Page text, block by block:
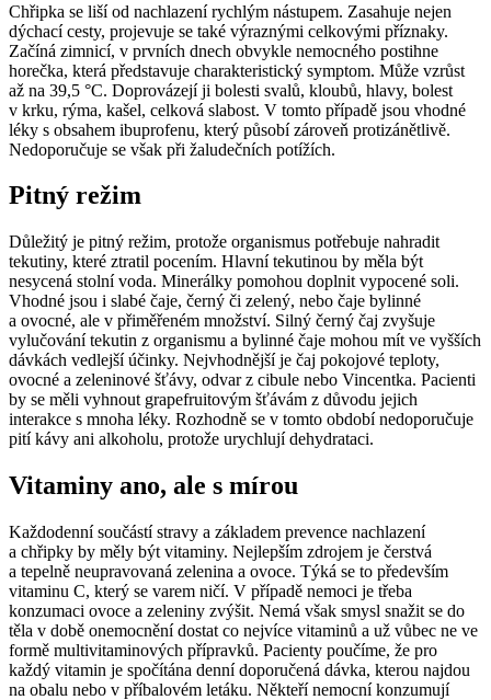
Chřipka se liší od nachlazení rychlým nástupem. Zasahuje nejen
dýchací cesty, projevuje se také výraznými celkovými příznaky.
Začíná zimnicí, v prvních dnech obvykle nemocného postihne
horečka, která představuje charakteristický symptom. Může vzrůst
až na 39,5 °C. Doprovázejí ji bolesti svalů, kloubů, hlavy, bolest
v krku, rýma, kašel, celková slabost. V tomto případě jsou vhodné
léky s obsahem ibuprofenu, který působí zároveň protizánětlivě.
Nedoporučuje se však při žaludečních potížích.
Pitný režim
Důležitý je pitný režim, protože organismus potřebuje nahradit
tekutiny, které ztratil pocením. Hlavní tekutinou by měla být
nesycená stolní voda. Minerálky pomohou doplnit vypocené soli.
Vhodné jsou i slabé čaje, černý či zelený, nebo čaje bylinné
a ovocné, ale v přiměřeném množství. Silný černý čaj zvyšuje
vylučování tekutin z organismu a bylinné čaje mohou mít ve vyšších
dávkách vedlejší účinky. Nejvhodnější je čaj pokojové teploty,
ovocné a zeleninové šťávy, odvar z cibule nebo Vincentka. Pacienti
by se měli vyhnout grapefruitovým šťávám z důvodu jejich
interakce s mnoha léky. Rozhodně se v tomto období nedoporučuje
pití kávy ani alkoholu, protože urychlují dehydrataci.
Vitaminy ano, ale s mírou
Každodenní součástí stravy a základem prevence nachlazení
a chřipky by měly být vitaminy. Nejlepším zdrojem je čerstvá
a tepelně neupravovaná zelenina a ovoce. Týká se to především
vitaminu C, který se varem ničí. V případě nemoci je třeba
konzumaci ovoce a zeleniny zvýšit. Nemá však smysl snažit se do
těla v době onemocnění dostat co nejvíce vitaminů a už vůbec ne ve
formě multivitaminových přípravků. Pacienty poučíme, že pro
každý vitamin je spočítána denní doporučená dávka, kterou najdou
na obalu nebo v příbalovém letáku. Někteří nemocní konzumují